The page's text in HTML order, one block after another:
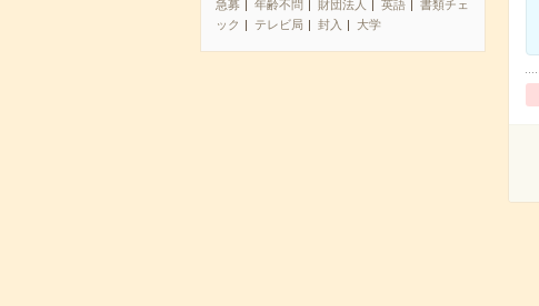
急募 年齢不問 財団法人 英語
書類チェ
ック
テレビ局 封入 大学